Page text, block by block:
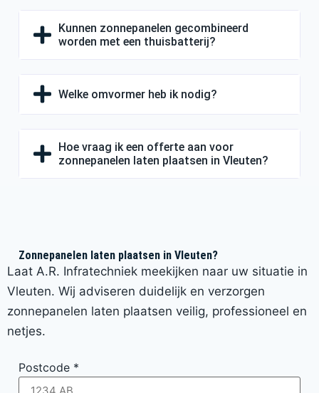
Kunnen zonnepanelen gecombineerd
worden met een thuisbatterij?
Welke omvormer heb ik nodig?
Hoe vraag ik een offerte aan voor
zonnepanelen laten plaatsen in Vleuten?
Zonnepanelen laten plaatsen in Vleuten?
Laat A.R. Infratechniek meekijken naar uw situatie in
Vleuten. Wij adviseren duidelijk en verzorgen
zonnepanelen laten plaatsen veilig, professioneel en
netjes.
Postcode *